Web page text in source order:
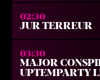
02:30
JUR TERREUR
03:30
MAJOR
UPTEMPARTY